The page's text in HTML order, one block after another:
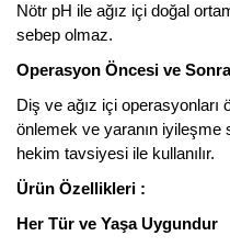
Nötr pH ile ağız içi doğal
sebep olmaz.
Operasyon Öncesi ve
Diş ve ağız içi operasyonları
önlemek ve yaranın iyileşme
hekim tavsiyesi ile kullanılır.
Ürün Özellikleri :
Her Tür ve Yaşa Uygundur